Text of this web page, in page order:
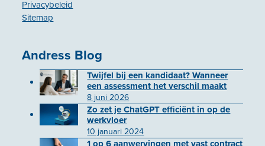
Privacybeleid
Sitemap
Andress Blog
Twijfel bij een kandidaat? Wanneer
een assessment het verschil maakt
8 juni 2026
Zo zet je ChatGPT efficiënt in op de
werkvloer
10 januari 2024
1 op 6 aanwervingen met vast contract